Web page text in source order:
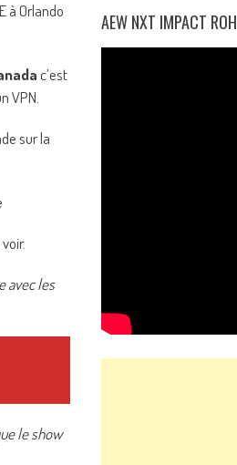
à Orlando
c’est
VPN.
sur la
avec les
le show
AEW NXT IMPACT ROH